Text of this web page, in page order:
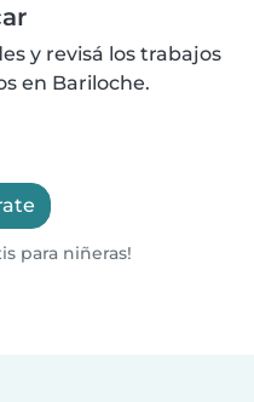
y revisá los trabajos
en Bariloche.
para niñeras!